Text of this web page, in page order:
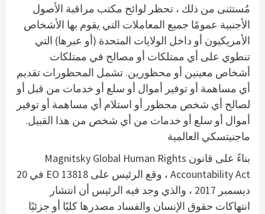
مُستثنى من ذلك ، تحظر لوائح مكتب مراقبة الأصول
الأجنبية عمومًا جميع المعاملات التي يقوم بها الأشخاص
الأمريكيون أو داخل الولايات المتحدة (أو عبرها) التي
تنطوي على أي ممتلكات أو مصالح في ممتلكات
أشخاص معينين أو محظورين. تشمل المحظورات تقديم
أي مساهمة أو توفير أموال أو سلع أو خدمات من قبل أو
لصالح أي شخص محظور أو استلام أي مساهمة أو توفير
أموال أو سلع أو خدمات من أي شخص من هذا القبيل.
ماجنيتسكي العالمية
بناءً على قانون Magnitsky Global Human Rights
Accountability Act ، وقع الرئيس على EO 13818 في 20
ديسمبر 2017 ، والذي وجد فيه الرئيس أن انتشار
انتهاكات حقوق الإنسان والفساد مصدرها كليًا أو جزئيًا